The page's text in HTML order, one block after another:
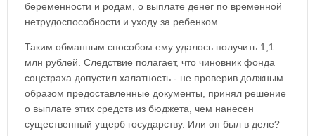
беременности и родам, о выплате денег по временной
нетрудоспособности и уходу за ребенком.
Таким обманным способом ему удалось получить 1,1
млн рублей. Следствие полагает, что чиновник фонда
соцстраха допустил халатность - не проверив должным
образом предоставленные документы, принял решение
о выплате этих средств из бюджета, чем нанесен
существенный ущерб государству. Или он был в деле?